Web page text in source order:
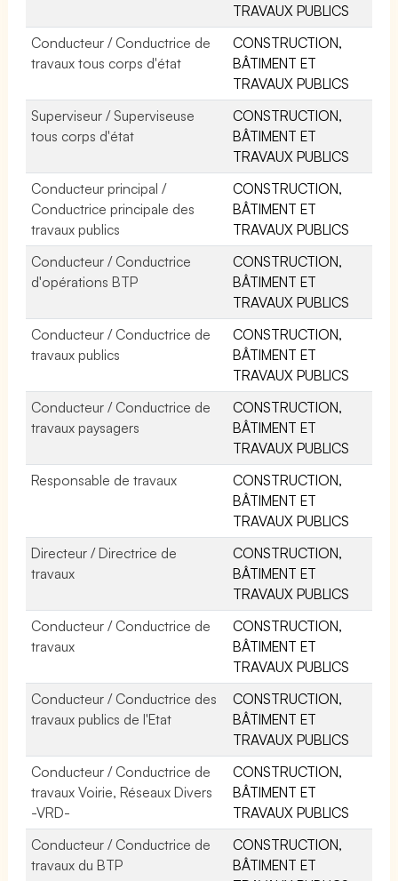
TRAVAUX PUBLICS
Conducteur / Conductrice de
travaux tous corps d'état
CONSTRUCTION,
BÂTIMENT ET
TRAVAUX PUBLICS
Superviseur / Superviseuse
tous corps d'état
CONSTRUCTION,
BÂTIMENT ET
TRAVAUX PUBLICS
Conducteur principal /
Conductrice principale des
travaux publics
CONSTRUCTION,
BÂTIMENT ET
TRAVAUX PUBLICS
Conducteur / Conductrice
d'opérations BTP
CONSTRUCTION,
BÂTIMENT ET
TRAVAUX PUBLICS
Conducteur / Conductrice de
travaux publics
CONSTRUCTION,
BÂTIMENT ET
TRAVAUX PUBLICS
Conducteur / Conductrice de
travaux paysagers
CONSTRUCTION,
BÂTIMENT ET
TRAVAUX PUBLICS
Responsable de travaux
CONSTRUCTION,
BÂTIMENT ET
TRAVAUX PUBLICS
Directeur / Directrice de
travaux
CONSTRUCTION,
BÂTIMENT ET
TRAVAUX PUBLICS
Conducteur / Conductrice de
travaux
CONSTRUCTION,
BÂTIMENT ET
TRAVAUX PUBLICS
Conducteur / Conductrice des
travaux publics de l'Etat
CONSTRUCTION,
BÂTIMENT ET
TRAVAUX PUBLICS
Conducteur / Conductrice de
travaux Voirie, Réseaux Divers
-VRD-
CONSTRUCTION,
BÂTIMENT ET
TRAVAUX PUBLICS
Conducteur / Conductrice de
travaux du BTP
CONSTRUCTION,
BÂTIMENT ET